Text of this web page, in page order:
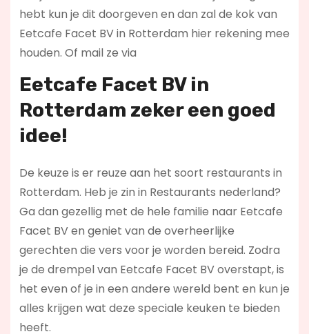
hebt kun je dit doorgeven en dan zal de kok van
Eetcafe Facet BV in Rotterdam hier rekening mee
houden. Of mail ze via
Eetcafe Facet BV in
Rotterdam zeker een goed
idee!
De keuze is er reuze aan het soort restaurants in
Rotterdam. Heb je zin in Restaurants nederland?
Ga dan gezellig met de hele familie naar Eetcafe
Facet BV en geniet van de overheerlijke
gerechten die vers voor je worden bereid. Zodra
je de drempel van Eetcafe Facet BV overstapt, is
het even of je in een andere wereld bent en kun je
alles krijgen wat deze speciale keuken te bieden
heeft.